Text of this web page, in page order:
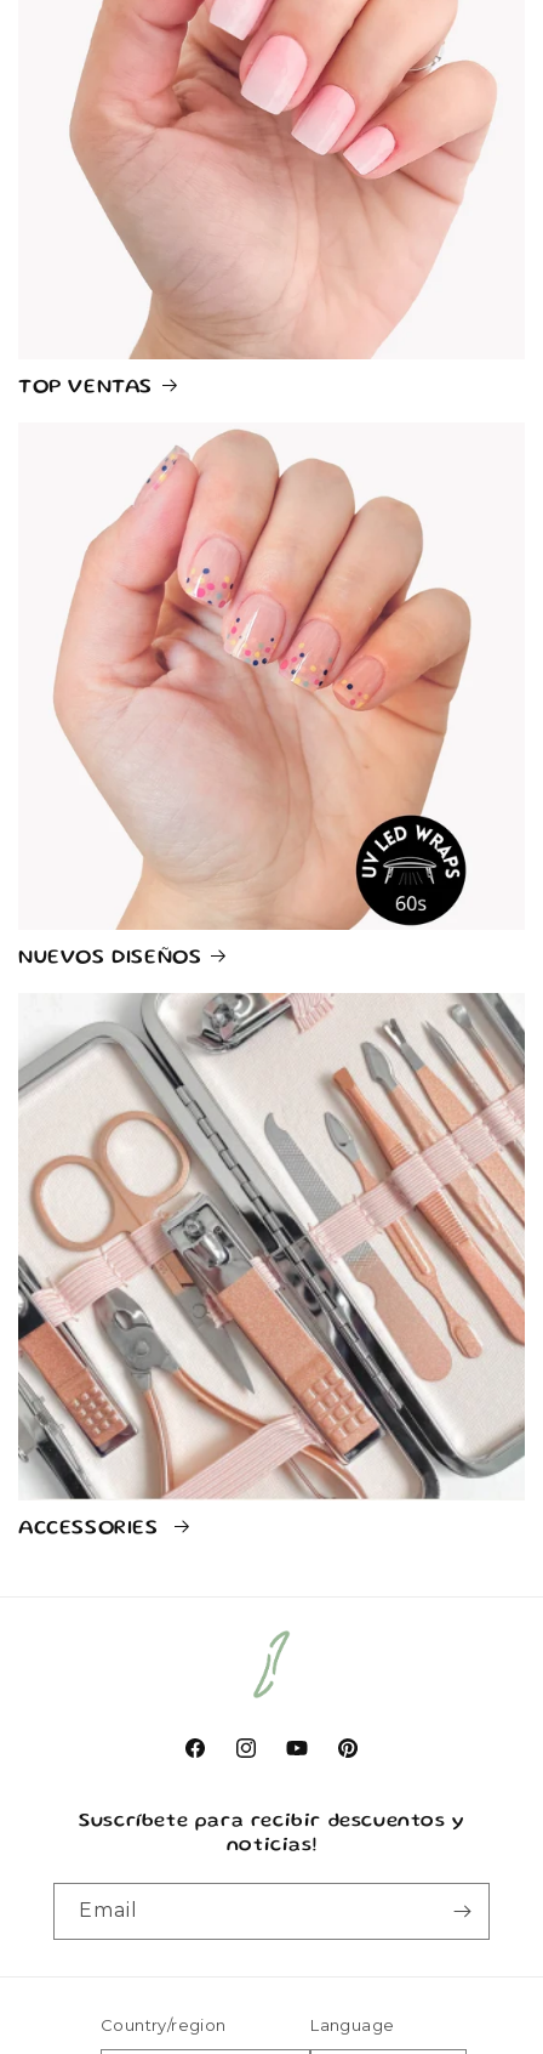
TOP VENTAS
NUEVOS DISEÑOS
ACCESSORIES
FacebookInstagramYouTubePinterest
Suscríbete para recibir descuentos y
noticias!
Email
Country/region Language